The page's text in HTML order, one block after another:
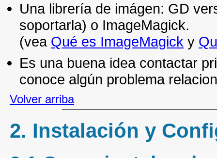
Una librería de imágen: GD
soportarla) o ImageMagick.
(vea Qué es ImageMagick y
Es una buena idea contactar
conoce algún problema
Volver arriba
2. Instalación y